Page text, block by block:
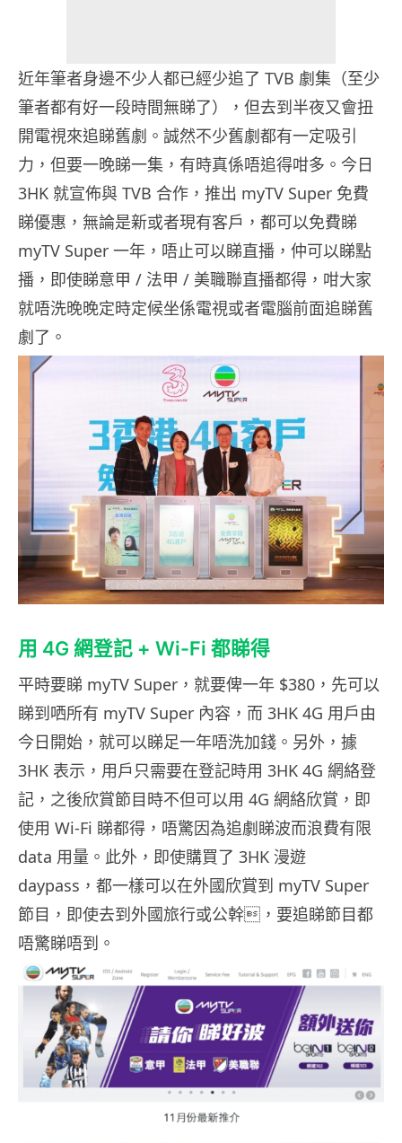
近年筆者身邊不少人都已經少追了 TVB 劇集（至少
筆者都有好一段時間無睇了），但去到半夜又會扭
開電視來追睇舊劇。誠然不少舊劇都有一定吸引
力，但要一晚睇一集，有時真係唔追得咁多。今日
3HK 就宣佈與 TVB 合作，推出 myTV Super 免費
睇優惠，無論是新或者現有客戶，都可以免費睇
myTV Super 一年，唔止可以睇直播，仲可以睇點
播，即使睇意甲 / 法甲 / 美職聯直播都得，咁大家
就唔洗晚晚定時定候坐係電視或者電腦前面追睇舊
劇了。
用 4G 網登記 + Wi-Fi 都睇得
平時要睇 myTV Super，就要俾一年 $380，先可以
睇到哂所有 myTV Super 內容，而 3HK 4G 用戶由
今日開始，就可以睇足一年唔洗加錢。另外，據
3HK 表示，用戶只需要在登記時用 3HK 4G 網絡登
記，之後欣賞節目時不但可以用 4G 網絡欣賞，即
使用 Wi-Fi 睇都得，唔驚因為追劇睇波而浪費有限
data 用量。此外，即使購買了 3HK 漫遊
daypass，都一樣可以在外國欣賞到 myTV Super
節目，即使去到外國旅行或公幹，要追睇節目都
唔驚睇唔到。